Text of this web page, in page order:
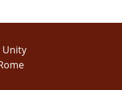
Unity